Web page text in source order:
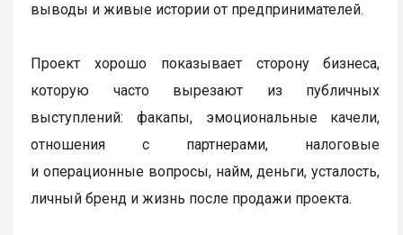
выводы и живые истории от предпринимателей.
Проект хорошо показывает сторону бизнеса,
которую часто вырезают из публичных
выступлений: факапы, эмоциональные качели,
отношения с партнерами, налоговые
и операционные вопросы, найм, деньги, усталость,
личный бренд и жизнь после продажи проекта.